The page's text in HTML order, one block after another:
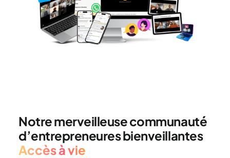
Notre merveilleuse communauté
d’entrepreneures bienveillantes
Accès à vie